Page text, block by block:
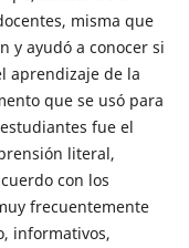
misma que
y ayudó a conocer si
aprendizaje de la
que se usó para
fue el
literal,
con los
frecuentemente
informativos,